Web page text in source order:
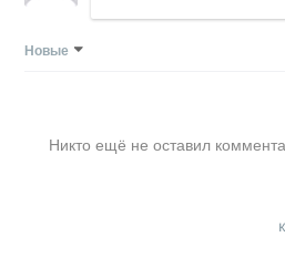
Новые
Никто ещё не оставил